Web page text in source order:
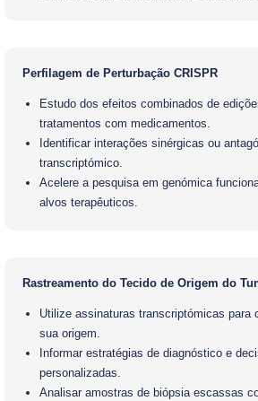
Perfilagem de Perturbação CRISPR
Estudo dos efeitos combinados de
tratamentos com medicamentos.
Identificar interações sinérgicas ou
transcriptómico.
Acelere a pesquisa em genómica
alvos terapêuticos.
Rastreamento do Tecido de Origem do
Utilize assinaturas transcriptómicas para
sua origem.
Informar estratégias de diagnóstico e
personalizadas.
Analisar amostras de biópsia escassas